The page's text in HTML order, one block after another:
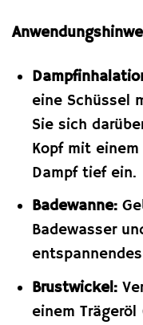
eine Schüssel
Sie sich
Kopf mit
Dampf tief ein.
Badewanne:
Badewasser
Brustwickel:
einem